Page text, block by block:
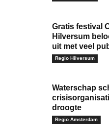
Gratis festival
Hilversum
uit met veel
Regio Hilversum
Waterschap
droogte
Regio Amsterdam